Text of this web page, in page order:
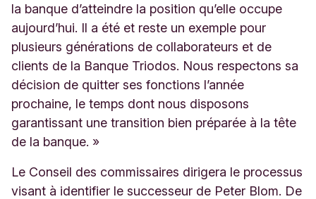
la banque d’atteindre la position qu’elle occupe
aujourd’hui. Il a été et reste un exemple pour
plusieurs générations de collaborateurs et de
clients de la Banque Triodos. Nous respectons sa
décision de quitter ses fonctions l’année
prochaine, le temps dont nous disposons
garantissant une transition bien préparée à la tête
de la banque. »
Le Conseil des commissaires dirigera le processus
visant à identifier le successeur de Peter Blom. De